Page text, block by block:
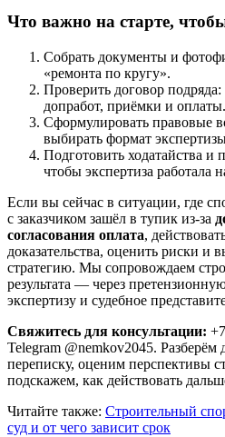
Что важно на старте,
Собрать документы и
«ремонта по кругу».
Проверить договор подряда:
допработ, приёмки и оплаты.
Сформулировать правовые
выбирать формат
Подготовить ходатайства и
чтобы экспертиза работала
Если вы сейчас в ситуации, где
с заказчиком зашёл в тупик из-за
согласования оплата,
доказательства, оценить риски и
стратегию. Мы сопровождаем
результата — через
экспертизу и судебное
Свяжитесь для консультации:
Telegram @nemkov2045. Разберём
переписку, оценим перспективы
подскажем, как действовать
Читайте также: Строительный
суд и от чего зависит срок